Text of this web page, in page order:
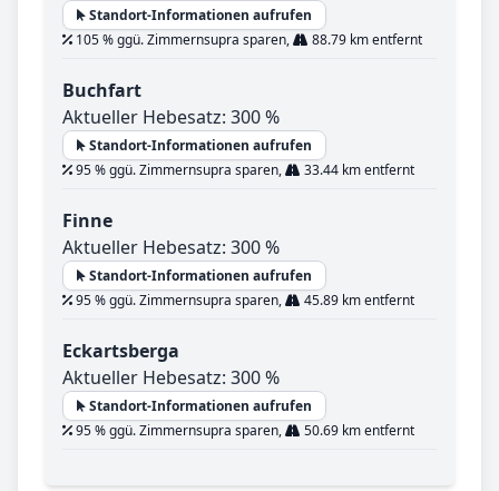
Standort-Informationen aufrufen
105 % ggü. Zimmernsupra sparen,
88.79 km entfernt
Buchfart
Aktueller Hebesatz: 300 %
Standort-Informationen aufrufen
95 % ggü. Zimmernsupra sparen,
33.44 km entfernt
Finne
Aktueller Hebesatz: 300 %
Standort-Informationen aufrufen
95 % ggü. Zimmernsupra sparen,
45.89 km entfernt
Eckartsberga
Aktueller Hebesatz: 300 %
Standort-Informationen aufrufen
95 % ggü. Zimmernsupra sparen,
50.69 km entfernt